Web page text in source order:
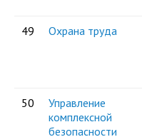
49 Охрана труда
50
Управление
комплексной
безопасности